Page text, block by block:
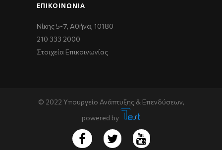
ΕΠΙΚΟΙΝΩΝΊΑ
Νίκης 5-7, Αθήνα, 10180
210 333 2000
Στοιχεία Επικοινωνίας
© 2022 Υπουργείο Ανάπτυξης & Επενδύσεων,
powered by